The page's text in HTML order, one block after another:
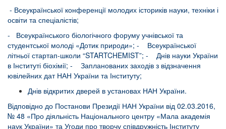
- Всеукраїнської конференції молодих істориків науки, техніки і
освіти та спеціалістів;
- Всеукраїнського біологічного форуму учнівської та
студентської молоді «Дотик природи»; - Всеукраїнської
літньої стартап-школи “STARTCHEMIST”; - Днів науки України
в Інституті біохімії; - Запланованих заходів з відзначення
ювілейних дат НАН України та Інституту;
Днів відкритих дверей в установах НАН України.
Відповідно до Постанови Президії НАН України від 02.03.2016,
№ 48 «Про діяльність Національного центру «Мала академія
наук України» та Угоди про творчу співдружність Інституту